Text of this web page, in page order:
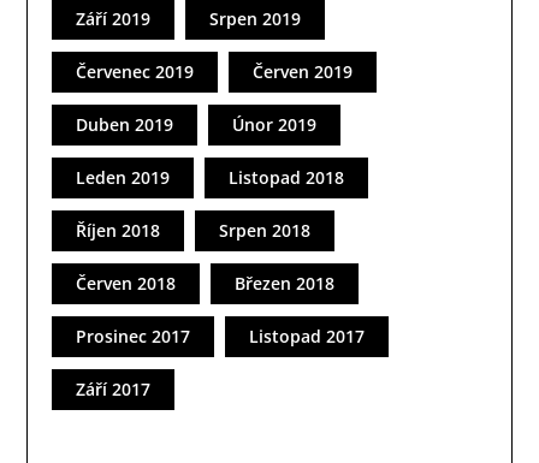
Září 2019 Srpen 2019
Červenec 2019 Červen 2019
Duben 2019 Únor 2019
Leden 2019 Listopad 2018
Říjen 2018 Srpen 2018
Červen 2018 Březen 2018
Prosinec 2017 Listopad 2017
Září 2017